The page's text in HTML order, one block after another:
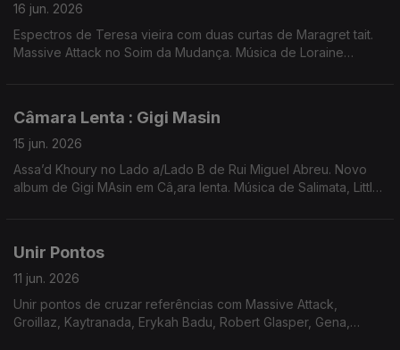
16 jun. 2026
Espectros de Teresa vieira com duas curtas de Maragret tait.
Massive Attack no Soim da Mudança. Música de Loraine
Câmara Lenta : Gigi Masin
15 jun. 2026
Assa’d Khoury no Lado a/Lado B de Rui Miguel Abreu. Novo
album de Gigi MAsin em Câ,ara lenta. Música de Salimata, Little
Unir Pontos
11 jun. 2026
Unir pontos de cruzar referências com Massive Attack,
Groillaz, Kaytranada, Erykah Badu, Robert Glasper, Gena,